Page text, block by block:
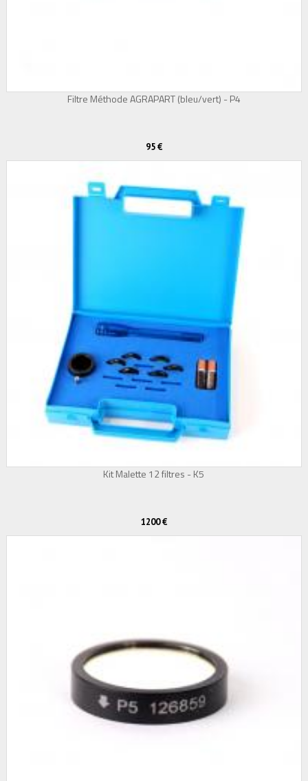
Filtre Méthode AGRAPART (bleu/vert) - P4
95 €
Kit Malette 12 filtres - K5
1200 €